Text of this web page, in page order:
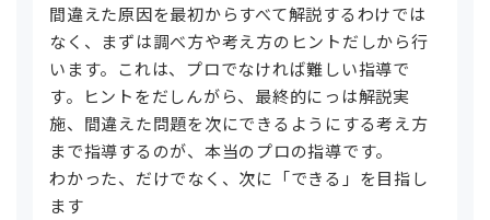
間違えた原因を最初からすべて解説するわけでは
なく、まずは調べ方や考え方のヒントだしから行
います。これは、プロでなければ難しい指導で
す。ヒントをだしんがら、最終的にっは解説実
施、間違えた問題を次にできるようにする考え方
まで指導するのが、本当のプロの指導です。
わかった、だけでなく、次に「できる」を目指し
ます